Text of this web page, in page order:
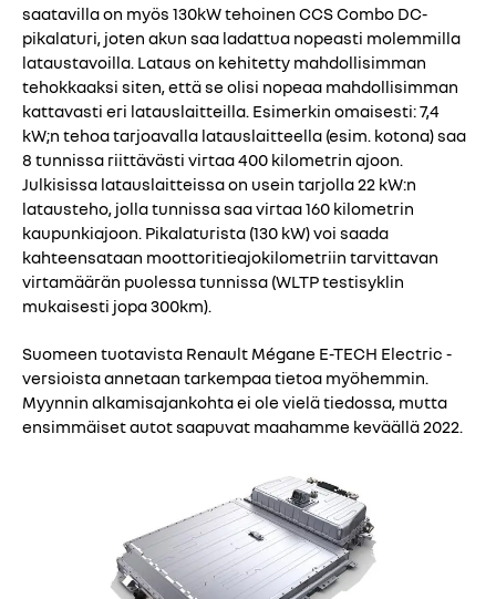
saatavilla on myös 130kW tehoinen CCS Combo DC-
pikalaturi, joten akun saa ladattua nopeasti molemmilla
lataustavoilla. Lataus on kehitetty mahdollisimman
tehokkaaksi siten, että se olisi nopeaa mahdollisimman
kattavasti eri latauslaitteilla. Esimerkin omaisesti: 7,4
kW;n tehoa tarjoavalla latauslaitteella (esim. kotona) saa
8 tunnissa riittävästi virtaa 400 kilometrin ajoon.
Julkisissa latauslaitteissa on usein tarjolla 22 kW:n
latausteho, jolla tunnissa saa virtaa 160 kilometrin
kaupunkiajoon. Pikalaturista (130 kW) voi saada
kahteensataan moottoritieajokilometriin tarvittavan
virtamäärän puolessa tunnissa (WLTP testisyklin
mukaisesti jopa 300km).
Suomeen tuotavista Renault Mégane E-TECH Electric -
versioista annetaan tarkempaa tietoa myöhemmin.
Myynnin alkamisajankohta ei ole vielä tiedossa, mutta
ensimmäiset autot saapuvat maahamme keväällä 2022.